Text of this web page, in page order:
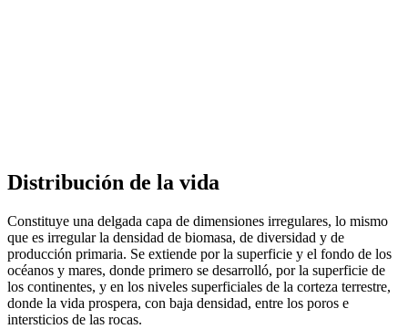
Distribución de la vida
Constituye una delgada capa de dimensiones irregulares, lo mismo
que es irregular la densidad de biomasa, de diversidad y de
producción primaria. Se extiende por la superficie y el fondo de los
océanos y mares, donde primero se desarrolló, por la superficie de
los continentes, y en los niveles superficiales de la corteza terrestre,
donde la vida prospera, con baja densidad, entre los poros e
intersticios de las rocas.